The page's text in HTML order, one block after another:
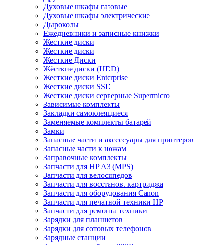
Духовые шкафы газовые
Духовые шкафы электрические
Дыроколы
Ежедневники и записные книжки
Жесткие диски
Жесткие диски
Жесткие Диски
Жёсткие диски (HDD)
Жесткие диски Enterprise
Жесткие диски SSD
Жесткие диски серверные Supermicro
Зависимые комплекты
Закладки самоклеящиеся
Заменяемые комплекты батарей
Замки
Запасные части и аксессуары для принтеров
Запасные части к ножам
Заправочные комплекты
Запчасти для HP A3 (MPS)
Запчасти для велосипедов
Запчасти для восстанов. картриджа
Запчасти для оборудования Canon
Запчасти для печатной техники HP
Запчасти для ремонта техники
Зарядки для планшетов
Зарядки для сотовых телефонов
Зарядные станции